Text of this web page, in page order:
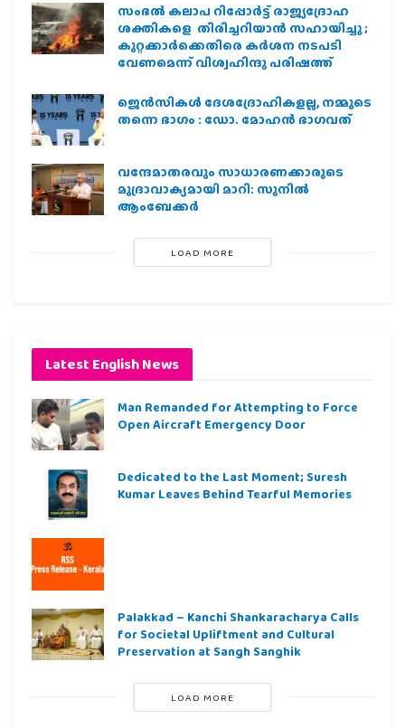
സംഭൽ കലാപ റിപ്പോർട്ട് രാജ്യദ്രോഹ
ശക്തികളെ തിരിച്ചറിയാൻ സഹായിച്ചു ;
കുറ്റക്കാർക്കെതിരെ കർശന നടപടി
വേണമെന്ന് വിശ്വഹിന്ദു പരിഷത്ത്
ജെന്‍സികള്‍ ദേശദ്രോഹികളല്ല, നമ്മുടെ
തന്നെ ഭാഗം : ഡോ. മോഹന്‍ ഭാഗവത്
വന്ദേമാതരവും സാധാരണക്കാരുടെ
മുദ്രാവാക്യമായി മാറി: സുനിൽ
ആംബേക്കർ
LOAD MORE
Latest English News
Man Remanded for Attempting to Force
Open Aircraft Emergency Door
Dedicated to the Last Moment; Suresh
Kumar Leaves Behind Tearful Memories
Palakkad – Kanchi Shankaracharya Calls
for Societal Upliftment and Cultural
Preservation at Sangh Sanghik
LOAD MORE